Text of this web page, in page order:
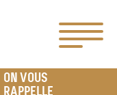
ON VOUS
RAPPELLE